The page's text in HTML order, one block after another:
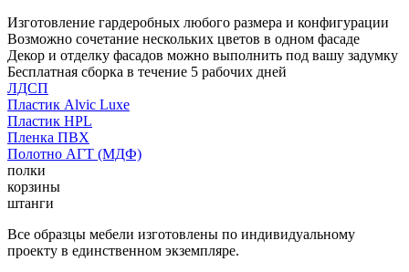
Изготовление гардеробных любого размера и конфигурации
Возможно сочетание нескольких цветов в одном фасаде
Декор и отделку фасадов можно выполнить под вашу задумку
Бесплатная сборка в течение 5 рабочих дней
ЛДСП
Пластик Alvic Luxe
Пластик HPL
Пленка ПВХ
Полотно АГТ (МДФ)
полки
корзины
штанги
Все образцы мебели изготовлены по индивидуальному
проекту в единственном экземпляре.